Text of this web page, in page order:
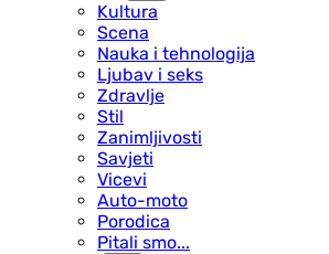
Kultura
Scena
Nauka i tehnologija
Ljubav i seks
Zdravlje
Stil
Zanimljivosti
Savjeti
Vicevi
Auto-moto
Porodica
Pitali smo...